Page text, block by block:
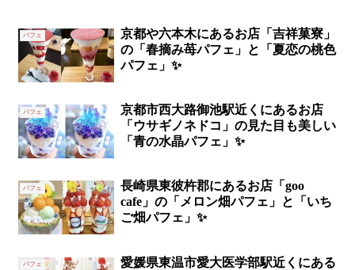
パフェ
京都や六本木にあるお店「吉祥菓寮」
の「春摘み苺パフェ」と「夏恋の桃色
パフェ」✨
パフェ
京都市西大路御池駅近くにあるお店
「ウサギノネドコ」の見た目も美しい
「青の水晶パフェ」✨
パフェ
長崎県東彼杵郡にあるお店「goo
cafe」の「メロン畑パフェ」と「いち
ご畑パフェ」✨
パフェ
愛媛県東温市愛大医学部駅近くにある